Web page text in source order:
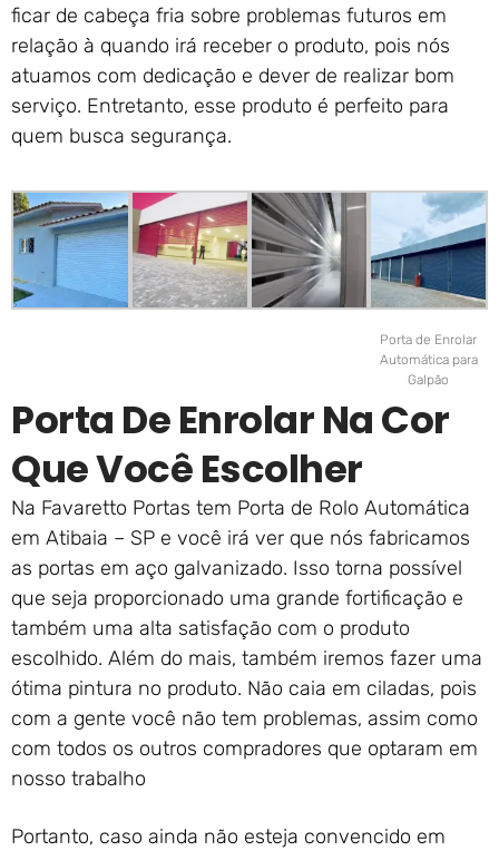
ficar de cabeça fria sobre problemas futuros em
relação à quando irá receber o produto, pois nós
atuamos com dedicação e dever de realizar bom
serviço. Entretanto, esse produto é perfeito para
quem busca segurança.
Porta de Enrolar
Automática para
Galpão
Porta De Enrolar Na Cor
Que Você Escolher
Na Favaretto Portas tem Porta de Rolo Automática
em Atibaia – SP e você irá ver que nós fabricamos
as portas em aço galvanizado. Isso torna possível
que seja proporcionado uma grande fortificação e
também uma alta satisfação com o produto
escolhido. Além do mais, também iremos fazer uma
ótima pintura no produto. Não caia em ciladas, pois
com a gente você não tem problemas, assim como
com todos os outros compradores que optaram em
nosso trabalho
Portanto, caso ainda não esteja convencido em